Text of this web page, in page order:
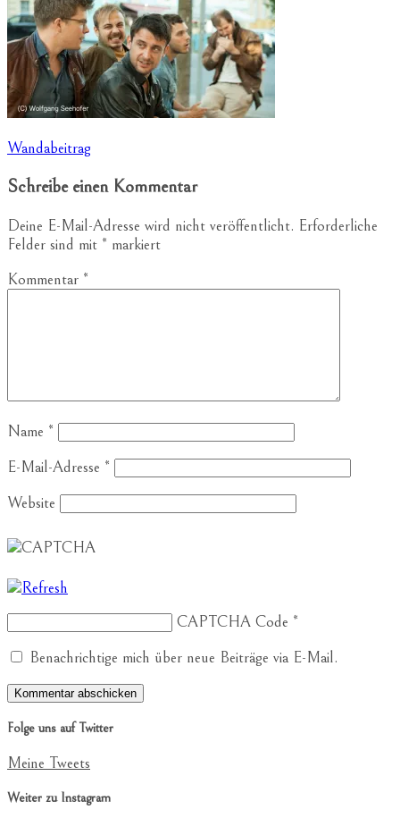
Beitragsnavigation
Wandabeitrag
Schreibe einen Kommentar
Deine E-Mail-Adresse wird nicht veröffentlicht. Erforderliche
Felder sind mit * markiert
Kommentar *
Name *
E-Mail-Adresse *
Website
CAPTCHA Code *
Benachrichtige mich über neue Beiträge via E-Mail.
Folge uns auf Twitter
Meine Tweets
Weiter zu Instagram